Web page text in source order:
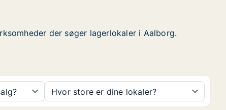
der søger lagerlokaler i Aalborg.
Hvor store er dine lokaler?